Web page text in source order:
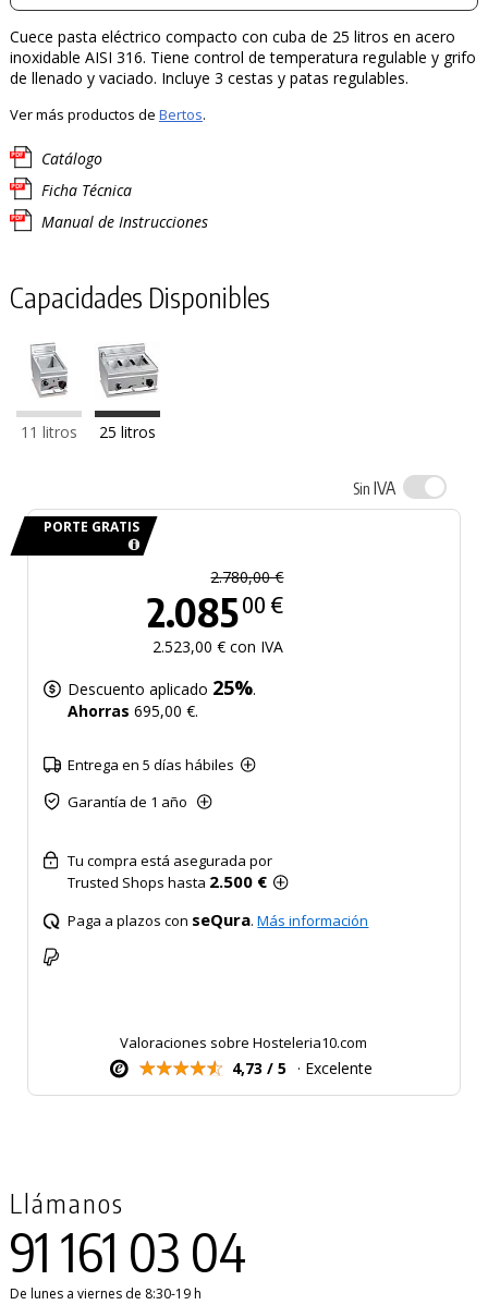
Cuece pasta eléctrico compacto con cuba de 25 litros en acero
inoxidable AISI 316. Tiene control de temperatura regulable y grifo
de llenado y vaciado. Incluye 3 cestas y patas regulables.
Ver más productos de Bertos.
Catálogo
Ficha Técnica
Manual de Instrucciones
Capacidades Disponibles
11 litros 25 litros
Sin IVA
PORTE GRATIS
2.780,00 €
2.08500 €
2.523,00 € con IVA
Descuento aplicado 25%.
Ahorras 695,00 €.
Entrega en 5 días hábiles
Garantía de 1 año
Tu compra está asegurada por
Trusted Shops hasta 2.500 €
Paga a plazos con seQura.Más información
Valoraciones sobre Hosteleria10.com
4,73 / 5 · Excelente
Llámanos
91 161 03 04
De lunes a viernes de 8:30-19 h